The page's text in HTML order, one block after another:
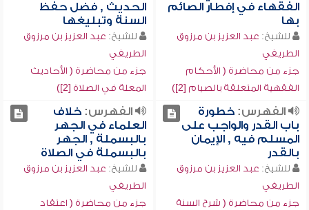
الفقهاء في إفطار الصائم
بها
للشيخ: عبد العزيز بن مرزوق
الطريفي
جزء من محاضرة ( الأحكام
الفقهية المتعلقة بالصيام [2])
الحديث , فضل حفظ
السنة وتبليغها
للشيخ: عبد العزيز بن مرزوق
الطريفي
جزء من محاضرة ( الأحاديث
المعلة في الصلاة [2])
الفهرس:خطورة
باب القدر والواجب على
المسلم فيه , الإيمان
بالقدر
للشيخ: عبد العزيز بن مرزوق
الطريفي
جزء من محاضرة ( شرح السنة
الفهرس:خلاف
العلماء في الجهر
بالبسملة , الجهر
بالبسملة في الصلاة
للشيخ: عبد العزيز بن مرزوق
الطريفي
جزء من محاضرة ( اعتقاد